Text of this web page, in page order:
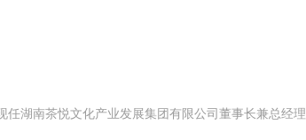
湖南茶悦文化产业发展集团有限公司董事长兼总经